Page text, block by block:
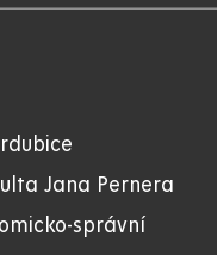
Jana Pernera
správní